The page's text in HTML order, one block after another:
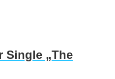
Single „The